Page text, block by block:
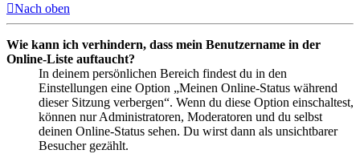
Nach oben
Wie kann ich verhindern, dass mein Benutzername in der
Online-Liste auftaucht?
In deinem persönlichen Bereich findest du in den
Einstellungen eine Option „Meinen Online-Status während
dieser Sitzung verbergen“. Wenn du diese Option einschaltest,
können nur Administratoren, Moderatoren und du selbst
deinen Online-Status sehen. Du wirst dann als unsichtbarer
Besucher gezählt.